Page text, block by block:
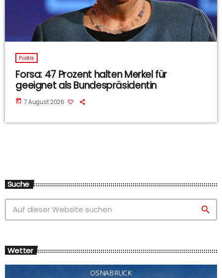
Politik
Forsa: 47 Prozent halten Merkel für
geeignet als Bundespräsidentin
today 7 August 2026
Suche
search
Wetter
OSNABRÜCK